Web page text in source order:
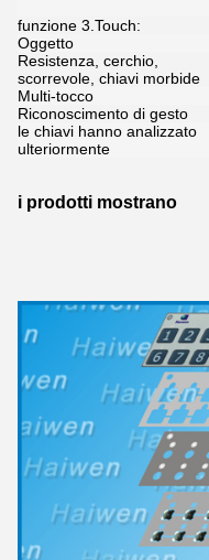
funzione 3.Touch:
Oggetto
Resistenza, cerchio,
scorrevole, chiavi morbide
Multi-tocco
Riconoscimento di gesto
le chiavi hanno analizzato
ulteriormente
i prodotti mostrano